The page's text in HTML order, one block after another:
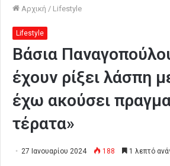
Αρχική / Lifestyle
Lifestyle
Βάσια
έχουν ρίξει λάσπη
έχω ακούσει
τέρατα»
27 Ιανουαρίου 2024 188 1 λεπτό